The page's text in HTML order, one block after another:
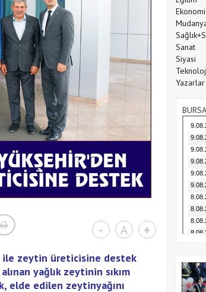
- A +
ile zeytin üreticisine destek
yağlık zeytinin sıkım
elde edilen zeytinyağını
Ekonomi
Sanat
Siyasi
Yazarlar